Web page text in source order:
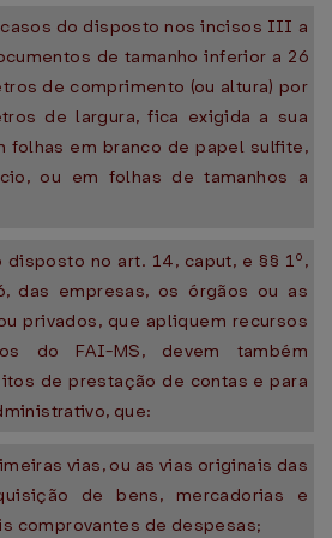
casos do disposto nos incisos III a
de tamanho inferior a 26
de comprimento (ou altura) por
de largura, fica exigida a sua
folhas em branco de papel sulfite,
ou em folhas de tamanhos a
disposto no art. 14, caput, e §§ 1º,
das empresas, os órgãos ou as
privados, que apliquem recursos
do FAI-MS, devem também
de prestação de contas e para
que:
vias, ou as vias originais das
de bens, mercadorias e
comprovantes de despesas;